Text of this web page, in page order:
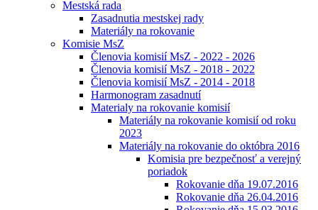
Mestská rada
Zasadnutia mestskej rady
Materiály na rokovanie
Komisie MsZ
Členovia komisií MsZ - 2022 - 2026
Členovia komisií MsZ - 2018 - 2022
Členovia komisií MsZ - 2014 - 2018
Harmonogram zasadnutí
Materialy na rokovanie komisií
Materiály na rokovanie komisií od roku
2023
Materiály na rokovanie do októbra 2016
Komisia pre bezpečnosť a verejný
poriadok
Rokovanie dňa 19.07.2016
Rokovanie dňa 26.04.2016